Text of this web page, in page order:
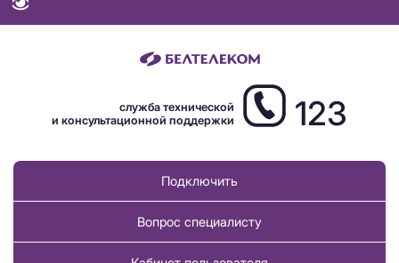
служба технической
и консультационной поддержки
123
Подключить
Вопрос специалисту